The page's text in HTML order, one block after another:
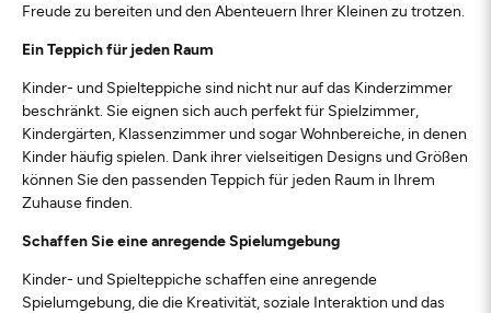
Freude zu bereiten und den Abenteuern Ihrer Kleinen zu trotzen.
Ein Teppich für jeden Raum
Kinder- und Spielteppiche sind nicht nur auf das Kinderzimmer
beschränkt. Sie eignen sich auch perfekt für Spielzimmer,
Kindergärten, Klassenzimmer und sogar Wohnbereiche, in denen
Kinder häufig spielen. Dank ihrer vielseitigen Designs und Größen
können Sie den passenden Teppich für jeden Raum in Ihrem
Zuhause finden.
Schaffen Sie eine anregende Spielumgebung
Kinder- und Spielteppiche schaffen eine anregende
Spielumgebung, die die Kreativität, soziale Interaktion und das